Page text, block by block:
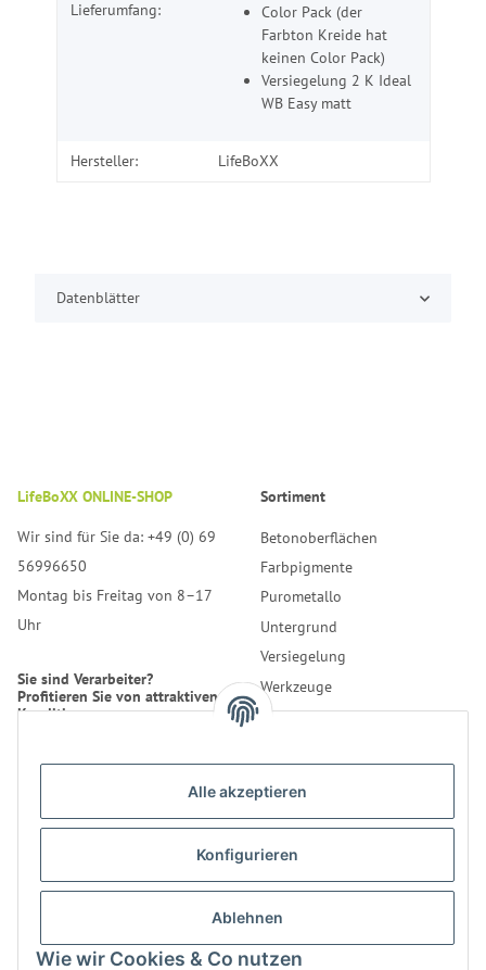
Alle akzeptieren
Konfigurieren
Ablehnen
Wie wir Cookies & Co nutzen
Lieferumfang:
Color Pack (der
Farbton Kreide hat
keinen Color Pack)
Versiegelung 2 K Ideal
WB Easy matt
Hersteller: LifeBoXX
Datenblätter
LifeBoXX ONLINE-SHOP
Wir sind für Sie da: +49 (0) 69
56996650
Montag bis Freitag von 8–17
Uhr
Sie sind Verarbeiter?
Profitieren Sie von attraktiven
Konditionen.
USt., zzgl.Versand
Sortiment
Betonoberflächen
Farbpigmente
Purometallo
Untergrund
Versiegelung
Werkzeuge
Reinigung
LifeBoXX GmbH
60316 Frankfurt
Bestellung
Informationen